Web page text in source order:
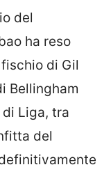
del
ha reso
di Gil
Bellingham
Liga, tra
del